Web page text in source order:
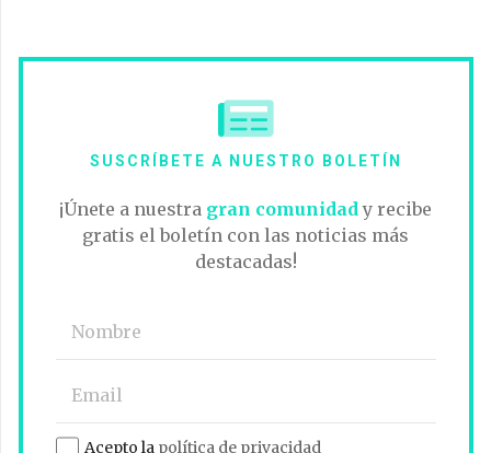
SUSCRÍBETE A NUESTRO BOLETÍN
¡Únete a nuestra gran comunidady recibe
gratis el boletín con las noticias más
destacadas!
Acepto la política de privacidad